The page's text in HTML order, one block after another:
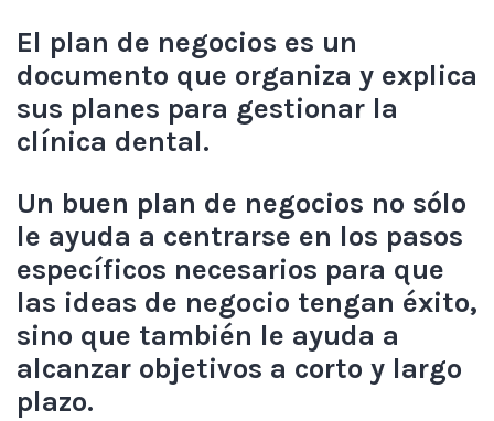
El plan de negocios es un
documento que organiza y explica
sus planes para gestionar la
clínica dental.
Un buen plan de negocios no sólo
le ayuda a centrarse en los pasos
específicos necesarios para que
las ideas de negocio tengan éxito,
sino que también le ayuda a
alcanzar objetivos a corto y largo
plazo.